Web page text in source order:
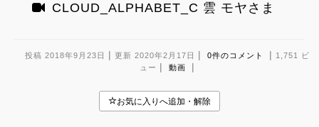
CLOUD_ALPHABET_C 雲 モヤさま
投稿 2018年9月23日 | 更新 2020年2月17日 | 0件のコメント | 1,751 ビ
ュー | 動画 |